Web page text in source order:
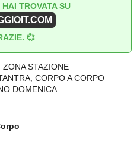
TROVATA SU
💞
STAZIONE
CORPO A CORPO
DOMENICA